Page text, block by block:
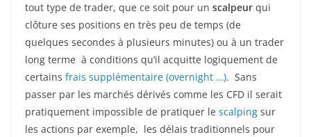
tout type de trader, que ce soit pour un scalpeur qui
clôture ses positions en très peu de temps (de
quelques secondes à plusieurs minutes) ou à un trader
long terme à conditions qu‘il acquitte logiquement de
certains frais supplémentaire (overnight …). Sans
passer par les marchés dérivés comme les CFD il serait
pratiquement impossible de pratiquer le scalping sur
les actions par exemple, les délais traditionnels pour